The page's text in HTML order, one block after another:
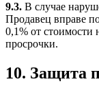
9.3. В случае
Продавец вправе
0,1% от стоимости
просрочки.
10. Защита